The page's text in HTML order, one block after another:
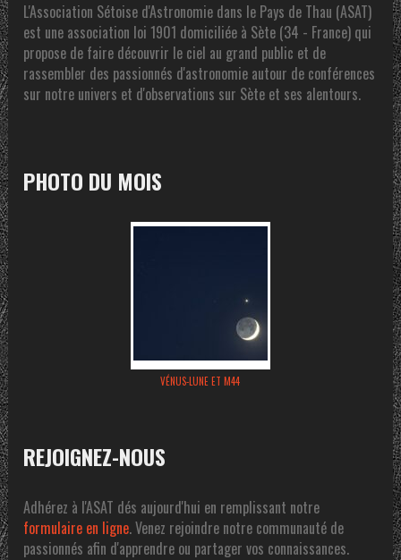
L'Association Sétoise d'Astronomie dans le Pays de Thau (ASAT)
est une association loi 1901 domiciliée à Sète (34 - France) qui
propose de faire découvrir le ciel au grand public et de
rassembler des passionnés d'astronomie autour de conférences
sur notre univers et d'observations sur Sète et ses alentours.
PHOTO DU MOIS
VÉNUS-LUNE ET M44
REJOIGNEZ-NOUS
Adhérez à l'ASAT dés aujourd'hui en remplissant notre
formulaire en ligne. Venez rejoindre notre communauté de
passionnés afin d'apprendre ou partager vos connaissances.